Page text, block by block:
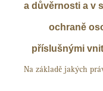
a důvěrnosti a v
ochraně
příslušnými
Na základě jakých